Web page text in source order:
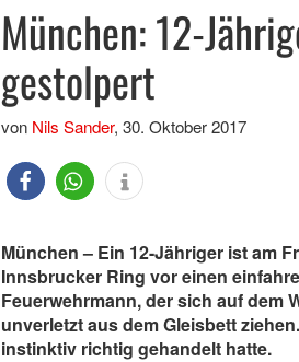
München: 12-
gestolpert
von Nils Sander, 30. Oktober 2017
München – Ein 12-Jähriger ist am
Innsbrucker Ring vor einen
Feuerwehrmann, der sich auf dem
unverletzt aus dem Gleisbett
instinktiv richtig gehandelt hatte.